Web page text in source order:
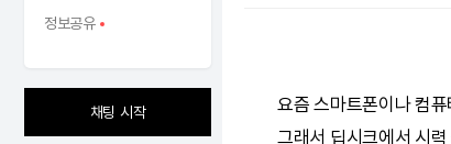
정보공유
채팅 시작
요즘 스마트폰이나 컴
그래서 딥시크에서 시